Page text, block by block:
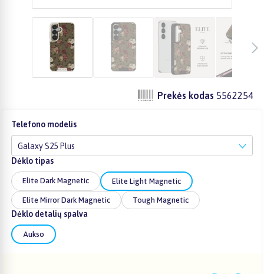
Prekės kodas 5562254
Telefono modelis
Galaxy S25 Plus
Dėklo tipas
Elite Dark Magnetic Elite Light Magnetic
Elite Mirror Dark Magnetic Tough Magnetic
Dėklo detalių spalva
Aukso